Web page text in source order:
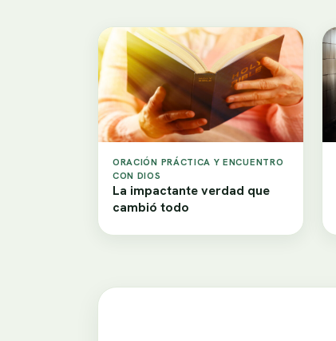
ORACIÓN PRÁCTICA Y ENCUENTRO
CON DIOS
La impactante verdad que
cambió todo